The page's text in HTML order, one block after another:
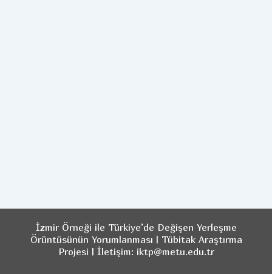
İzmir Örneği ile Türkiye’de Değişen Yerleşme
Örüntüsünün Yorumlanması | Tübitak Araştırma
Projesi | İletişim: iktp@metu.edu.tr